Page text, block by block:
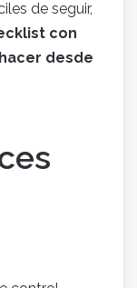
de seguir,
con
desde